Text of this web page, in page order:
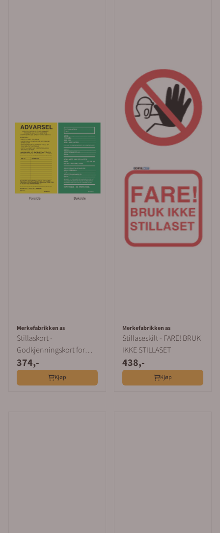
Merkefabrikken as
Stillaskort -
Godkjenningskort for
stillas - 5 stk
374,-
Kjøp
Merkefabrikken as
Stillaseskilt - FARE! BRUK
IKKE STILLASET
438,-
Kjøp